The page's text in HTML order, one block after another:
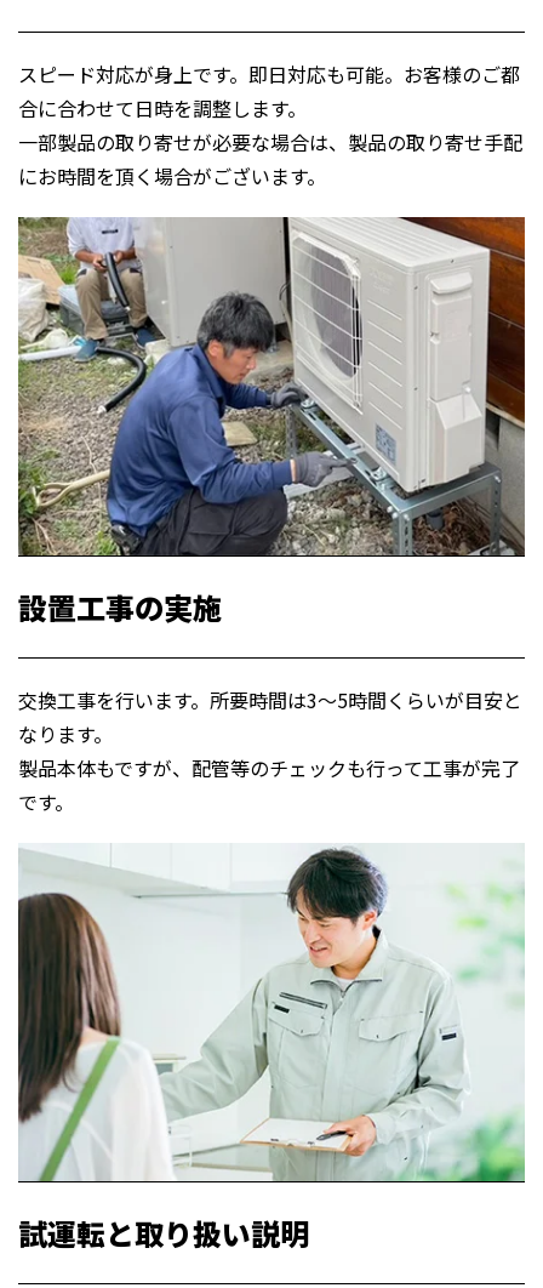
スピード対応が身上です。即日対応も可能。お客様のご都
合に合わせて日時を調整します。
一部製品の取り寄せが必要な場合は、製品の取り寄せ手配
にお時間を頂く場合がございます。
設置工事の実施
交換工事を行います。所要時間は3～5時間くらいが目安と
なります。
製品本体もですが、配管等のチェックも行って工事が完了
です。
試運転と取り扱い説明